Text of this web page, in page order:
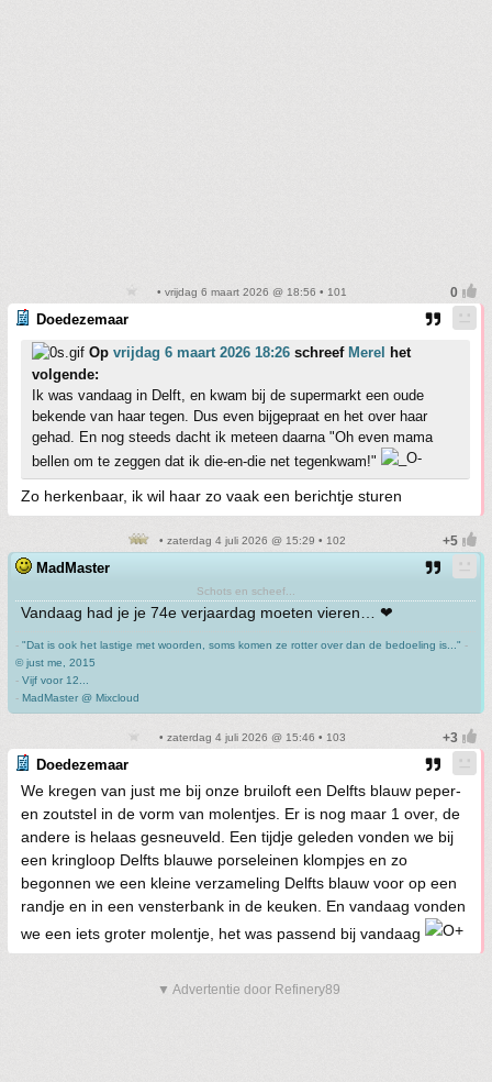
• vrijdag 6 maart 2026 @ 18:56 • 101
Doedezemaar
Op vrijdag 6 maart 2026 18:26 schreef Merel
het
volgende:
Ik was vandaag in Delft, en kwam bij de supermarkt een oude
bekende van haar tegen. Dus even bijgepraat en het over haar
gehad. En nog steeds dacht ik meteen daarna "Oh even mama
bellen om te zeggen dat ik die-en-die net tegenkwam!"
Zo herkenbaar, ik wil haar zo vaak een berichtje sturen
• zaterdag 4 juli 2026 @ 15:29 • 102
MadMaster
Schots en scheef...
Vandaag had je je 74e verjaardag moeten vieren… ❤
- "Dat is ook het lastige met woorden, soms komen ze rotter over dan de bedoeling is..." -
© just me, 2015
- Vijf voor 12...
- MadMaster @ Mixcloud
• zaterdag 4 juli 2026 @ 15:46 • 103
Doedezemaar
We kregen van just me bij onze bruiloft een Delfts blauw peper-
en zoutstel in de vorm van molentjes. Er is nog maar 1 over, de
andere is helaas gesneuveld. Een tijdje geleden vonden we bij
een kringloop Delfts blauwe porseleinen klompjes en zo
begonnen we een kleine verzameling Delfts blauw voor op een
randje en in een vensterbank in de keuken. En vandaag vonden
we een iets groter molentje, het was passend bij vandaag
▼ Advertentie door Refinery89